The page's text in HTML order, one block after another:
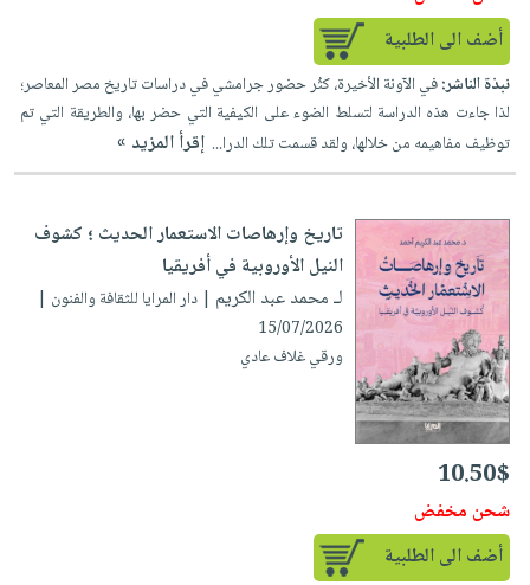
أضف الى الطلبية
نبذة الناشر:في الآونة الأخيرة، كثُر حضور جرامشي في دراسات تاريخ مصر المعاصر؛
لذا جاءت هذه الدراسة لتسلط الضوء على الكيفية التي حضر بها، والطريقة التي تم
توظيف مفاهيمه من خلالها، ولقد قسمت تلك الدرا... إقرأ المزيد »
تاريخ وإرهاصات الاستعمار الحديث ؛ كشوف
النيل الأوروبية في أفريقيا
لـ محمد عبد الكريم | دار المرايا للثقافة والفنون |
15/07/2026
ورقي غلاف عادي
10.50$
شحن مخفض
أضف الى الطلبية